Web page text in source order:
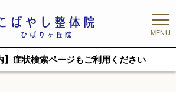
MENU
】症状検索ページもご利用ください